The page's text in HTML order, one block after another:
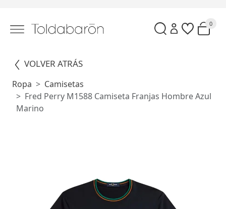
0
VOLVER ATRÁS
Ropa
Camisetas
Fred Perry M1588 Camiseta Franjas Hombre Azul
Marino